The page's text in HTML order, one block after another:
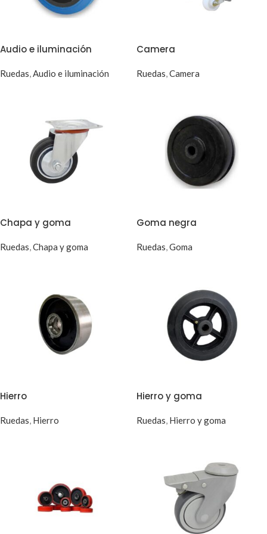
Repuesto silla
(1)
Ruedas(52)
Tapones(2)
Tensores(1)
Tortas de goma (1)
Trabapuerta
Audio e iluminación
Ruedas,Audio e iluminación
Camera
Ruedas,Camera
Chapa y goma
Ruedas,Chapa y goma
Goma negra
Ruedas,Goma
Hierro
Ruedas, Hierro
Hierro y goma
Ruedas, Hierro y goma